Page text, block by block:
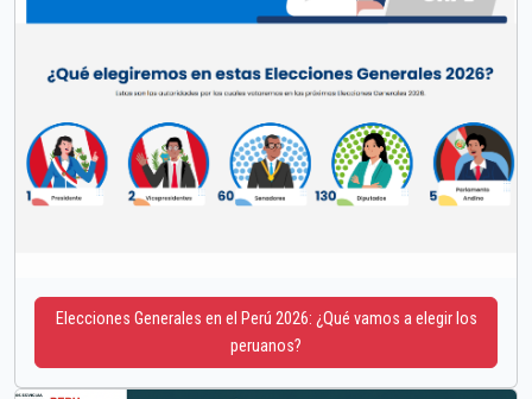
Elecciones Generales en el Perú 2026: ¿Qué vamos a elegir los
peruanos?